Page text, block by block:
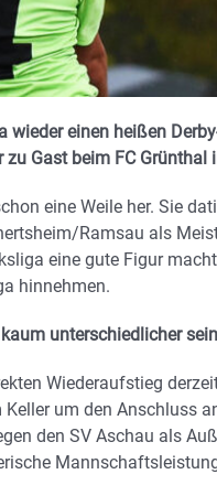
einen heißen
Gast beim FC Grünthal
eine Weile her. Sie
Ramsau als
eine gute Figur
hinnehmen.
unterschiedlicher
Wiederaufstieg
um den Anschluss
den SV Aschau als